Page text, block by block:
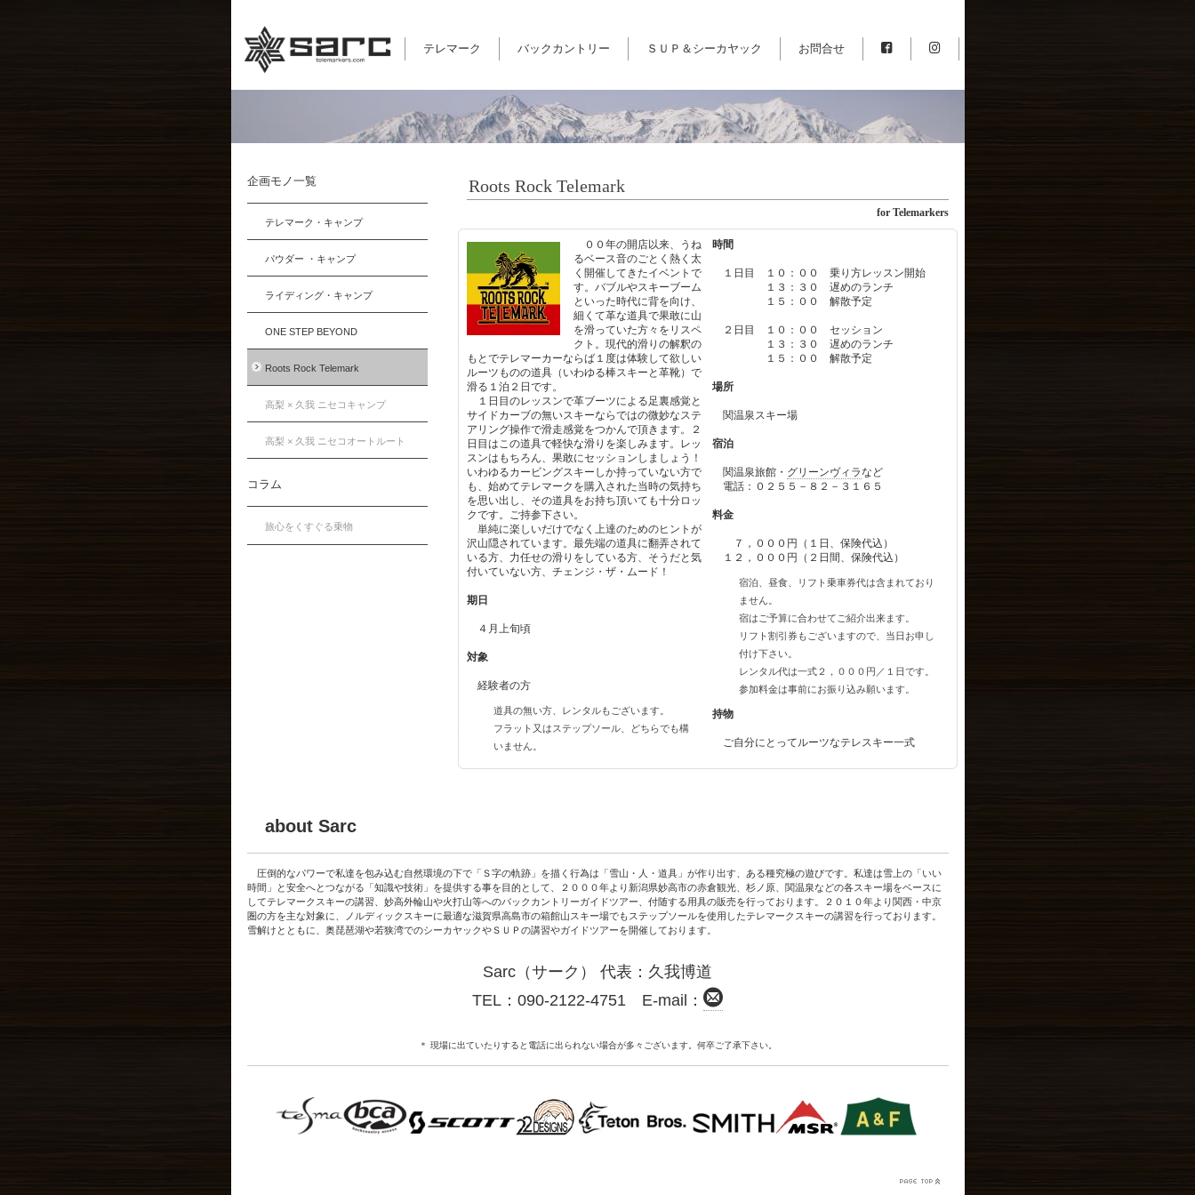
テレマーク バックカントリー ＳＵＰ＆シーカヤック お問合せ
Roots Rock Telemark
for Telemarkers
００年の開店以来、うね
るベース音のごとく熱く太
く開催してきたイベントで
す。バブルやスキーブーム
といった時代に背を向け、
細くて革な道具で果敢に山
を滑っていた方々をリスペ
クト。現代的滑りの解釈の
もとでテレマーカーならば１度は体験して欲しい
ルーツものの道具（いわゆる棒スキーと革靴）で
滑る１泊２日です。
１日目のレッスンで革ブーツによる足裏感覚と
サイドカーブの無いスキーならではの微妙なステ
アリング操作で滑走感覚をつかんで頂きます。２
日目はこの道具で軽快な滑りを楽しみます。レッ
スンはもちろん、果敢にセッションしましょう！
いわゆるカービングスキーしか持っていない方で
も、始めてテレマークを購入された当時の気持ち
を思い出し、その道具をお持ち頂いても十分ロッ
クです。ご持参下さい。
単純に楽しいだけでなく上達のためのヒントが
沢山隠されています。最先端の道具に翻弄されて
いる方、力任せの滑りをしている方、そうだと気
付いていない方、チェンジ・ザ・ムード！
期日
４月上旬頃
対象
経験者の方
道具の無い方、レンタルもございます。
フラット又はステップソール、どちらでも構
いません。
時間
１日目 １０：００ 乗り方レッスン開始
１３：３０ 遅めのランチ
１５：００ 解散予定
２日目 １０：００ セッション
１３：３０ 遅めのランチ
１５：００ 解散予定
場所
関温泉スキー場
宿泊
関温泉旅館・ グリーンヴィラなど
電話：０２５５－８２－３１６５
料金
７，０００円（１日、保険代込）
１２，０００円（２日間、保険代込）
宿泊、昼食、リフト乗車券代は含まれており
ません。
宿はご予算に合わせてご紹介出来ます。
リフト割引券もございますので、当日お申し
付け下さい。
レンタル代は一式２，０００円／１日です。
参加料金は事前にお振り込み願います。
持物
ご自分にとってルーツなテレスキー一式
企画モノ一覧
テレマーク・キャンプ
パウダー ・キャンプ
ライディング・キャンプ
ONE STEP BEYOND
Roots Rock Telemark
高梨 × 久我 ニセコキャンプ
高梨 × 久我 ニセコオートルート
コラム
旅心をくすぐる乗物
about Sarc
圧倒的なパワーで私達を包み込む自然環境の下で「Ｓ字の軌跡」を描く行為は「雪山・人・道具」が作り出す、ある種究極の遊びです。私達は雪上の「いい
時間」と安全へとつながる「知識や技術」を提供する事を目的として、２０００年より新潟県妙高市の赤倉観光、杉ノ原、 関温泉などの各スキー場をベースに
してテレマークスキーの講習、妙高外輪山や火打山等へのバックカントリーガイドツアー、付随する用具の販売を行っております。
２０１０年より関西・中京
圏の方を主な対象に、
ノルディックスキーに最適な滋賀県高島市の箱館山スキー場でもステップソールを使用したテレマークスキーの講習を行っております。
雪解けとともに、奥琵琶湖や若狭湾でのシーカヤックやＳＵＰの講習やガイドツアーを開催しております。
Sarc（サーク） 代表：久我博道
TEL：090-2122-4751 E-mail：
＊ 現場に出ていたりすると電話に出られない場合が多々ございます。何卒ご了承下さい。